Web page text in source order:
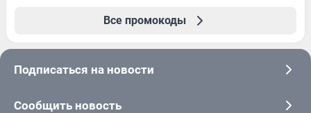
Все промокоды
Подписаться на новости
Сообщить новость